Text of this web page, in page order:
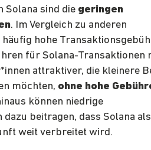
Solana sind die geringen
. Im Vergleich zu anderen
hohe
für Solana-Transaktionen
attraktiver, die kleinere
möchten, ohne hohe
können niedrige
beitragen, dass Solana als
weit verbreitet wird.